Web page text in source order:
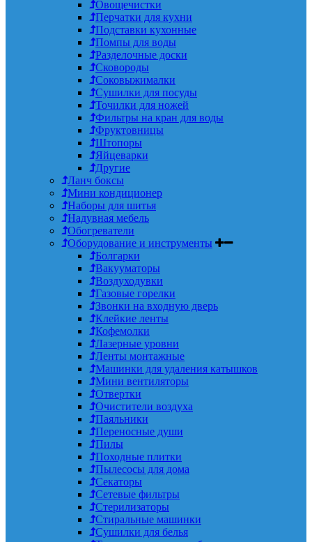
Овощечистки
Перчатки для кухни
Подставки кухонные
Помпы для воды
Разделочные доски
Сковороды
Соковыжималки
Сушилки для посуды
Точилки для ножей
Фильтры на кран для воды
Фруктовницы
Штопоры
Яйцеварки
Другие
Ланч боксы
Мини кондиционер
Наборы для шитья
Надувная мебель
Обогреватели
Оборудование и инструменты
Болгарки
Вакууматоры
Воздуходувки
Газовые горелки
Звонки на входную дверь
Клейкие ленты
Кофемолки
Лазерные уровни
Ленты монтажные
Машинки для удаления катышков
Мини вентиляторы
Отвертки
Очистители воздуха
Паяльники
Переносные души
Пилы
Походные плитки
Пылесосы для дома
Секаторы
Сетевые фильтры
Стерилизаторы
Стиральные машинки
Сушилки для белья